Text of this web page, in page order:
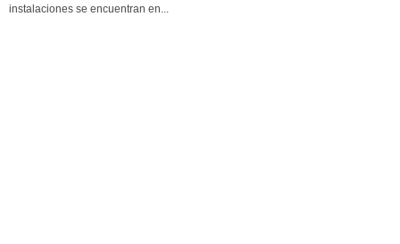
instalaciones se encuentran en...